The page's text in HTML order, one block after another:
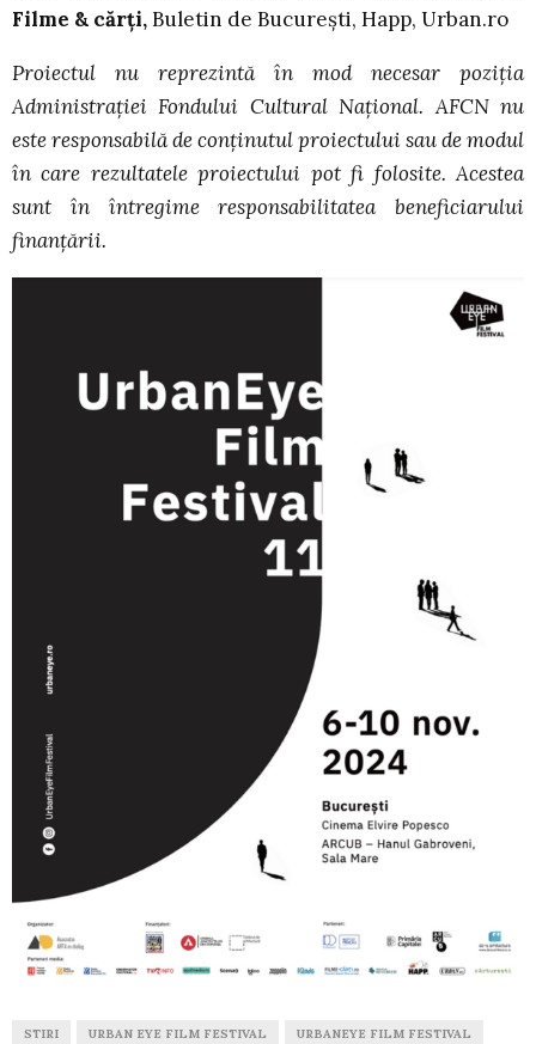
Filme & cărți,Buletin de București, Happ, Urban.ro
Proiectul nu reprezintă în mod necesar poziția
Administrației Fondului Cultural Național. AFCN nu
este responsabilă de conținutul proiectului sau de modul
în care rezultatele proiectului pot fi folosite. Acestea
sunt în întregime responsabilitatea beneficiarului
finanțării.
STIRI URBAN EYE FILM FESTIVAL URBANEYE FILM FESTIVAL